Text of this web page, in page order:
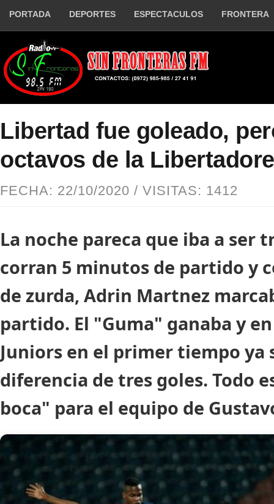
PORTADA DEPORTES ESPECTACULOS FRONTERA
Libertad fue goleado,
octavos de la
FECHA: 22/10/2020 / VISITAS: 1412
La noche pareca que iba a ser
corran 5 minutos de partido y
de zurda, Adrin Martnez
partido. El "Guma" ganaba y
Juniors en el primer tiempo ya
diferencia de tres goles. Todo
boca" para el equipo de